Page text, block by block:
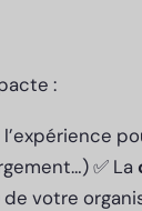
:
✅ La
votre